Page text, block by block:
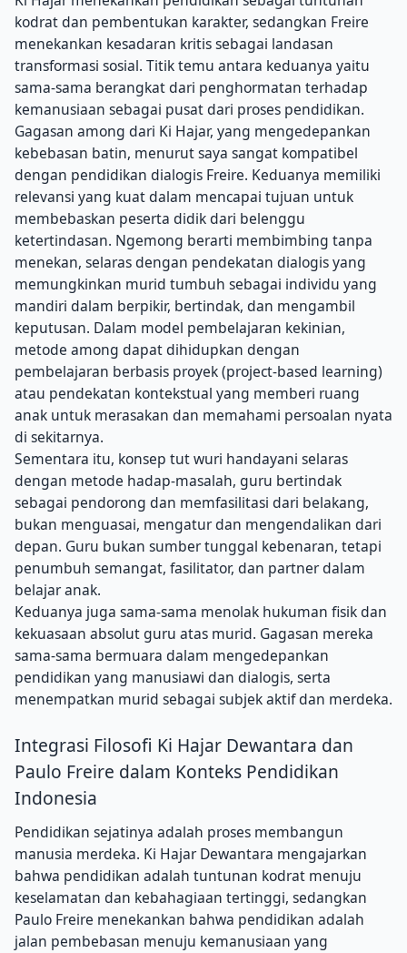
kodrat dan pembentukan karakter, sedangkan Freire
menekankan kesadaran kritis sebagai landasan
transformasi sosial. Titik temu antara keduanya yaitu
sama-sama berangkat dari penghormatan terhadap
kemanusiaan sebagai pusat dari proses pendidikan.
Gagasan among dari Ki Hajar, yang mengedepankan
kebebasan batin, menurut saya sangat kompatibel
dengan pendidikan dialogis Freire. Keduanya memiliki
relevansi yang kuat dalam mencapai tujuan untuk
membebaskan peserta didik dari belenggu
ketertindasan. Ngemong berarti membimbing tanpa
menekan, selaras dengan pendekatan dialogis yang
memungkinkan murid tumbuh sebagai individu yang
mandiri dalam berpikir, bertindak, dan mengambil
keputusan. Dalam model pembelajaran kekinian,
metode among dapat dihidupkan dengan
pembelajaran berbasis proyek (project-based learning)
atau pendekatan kontekstual yang memberi ruang
anak untuk merasakan dan memahami persoalan nyata
di sekitarnya.
Sementara itu, konsep tut wuri handayani selaras
dengan metode hadap-masalah, guru bertindak
sebagai pendorong dan memfasilitasi dari belakang,
bukan menguasai, mengatur dan mengendalikan dari
depan. Guru bukan sumber tunggal kebenaran, tetapi
penumbuh semangat, fasilitator, dan partner dalam
belajar anak.
Keduanya juga sama-sama menolak hukuman fisik dan
kekuasaan absolut guru atas murid. Gagasan mereka
sama-sama bermuara dalam mengedepankan
pendidikan yang manusiawi dan dialogis, serta
menempatkan murid sebagai subjek aktif dan merdeka.
Integrasi Filosofi Ki Hajar Dewantara dan
Paulo Freire dalam Konteks Pendidikan
Indonesia
Pendidikan sejatinya adalah proses membangun
manusia merdeka. Ki Hajar Dewantara mengajarkan
bahwa pendidikan adalah tuntunan kodrat menuju
keselamatan dan kebahagiaan tertinggi, sedangkan
Paulo Freire menekankan bahwa pendidikan adalah
jalan pembebasan menuju kemanusiaan yang